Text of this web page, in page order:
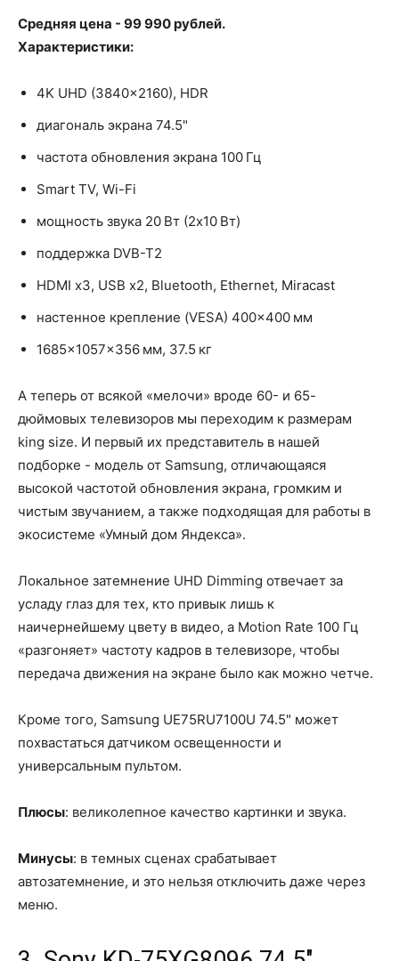
Средняя цена - 99 990 рублей.
Характеристики:
4K UHD (3840x2160), HDR
диагональ экрана 74.5"
частота обновления экрана 100 Гц
Smart TV, Wi-Fi
мощность звука 20 Вт (2х10 Вт)
поддержка DVB-T2
HDMI x3, USB x2, Bluetooth, Ethernet, Miracast
настенное крепление (VESA) 400×400 мм
1685x1057x356 мм, 37.5 кг
А теперь от всякой «мелочи» вроде 60- и 65-
дюймовых телевизоров мы переходим к размерам
king size. И первый их представитель в нашей
подборке - модель от Samsung, отличающаяся
высокой частотой обновления экрана, громким и
чистым звучанием, а также подходящая для работы в
экосистеме «Умный дом Яндекса».
Локальное затемнение UHD Dimming отвечает за
усладу глаз для тех, кто привык лишь к
наичернейшему цвету в видео, а Motion Rate 100 Гц
«разгоняет» частоту кадров в телевизоре, чтобы
передача движения на экране было как можно четче.
Кроме того, Samsung UE75RU7100U 74.5" может
похвастаться датчиком освещенности и
универсальным пультом.
Плюсы: великолепное качество картинки и звука.
Минусы: в темных сценах срабатывает
автозатемнение, и это нельзя отключить даже через
меню.